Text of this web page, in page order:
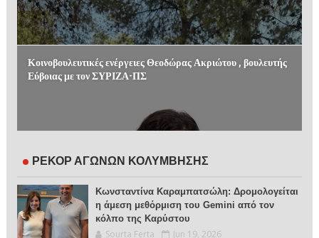
Κοινοβουλευτικές ενέργειες Θεοδώρας Ακριώτου , βουλευτής
Εύβοιας με τον ΣΥΡΙΖΑ-ΠΣ
ΡΕΚΟΡ ΑΓΩΝΩΝ ΚΟΛΥΜΒΗΣΗΣ
Κωνσταντίνα Καραμπατσώλη: Δρομολογείται
η άμεση μεθόρμιση του Gemini από τον
κόλπο της Καρύστου
Sourta Ferta Jun 19, 2026